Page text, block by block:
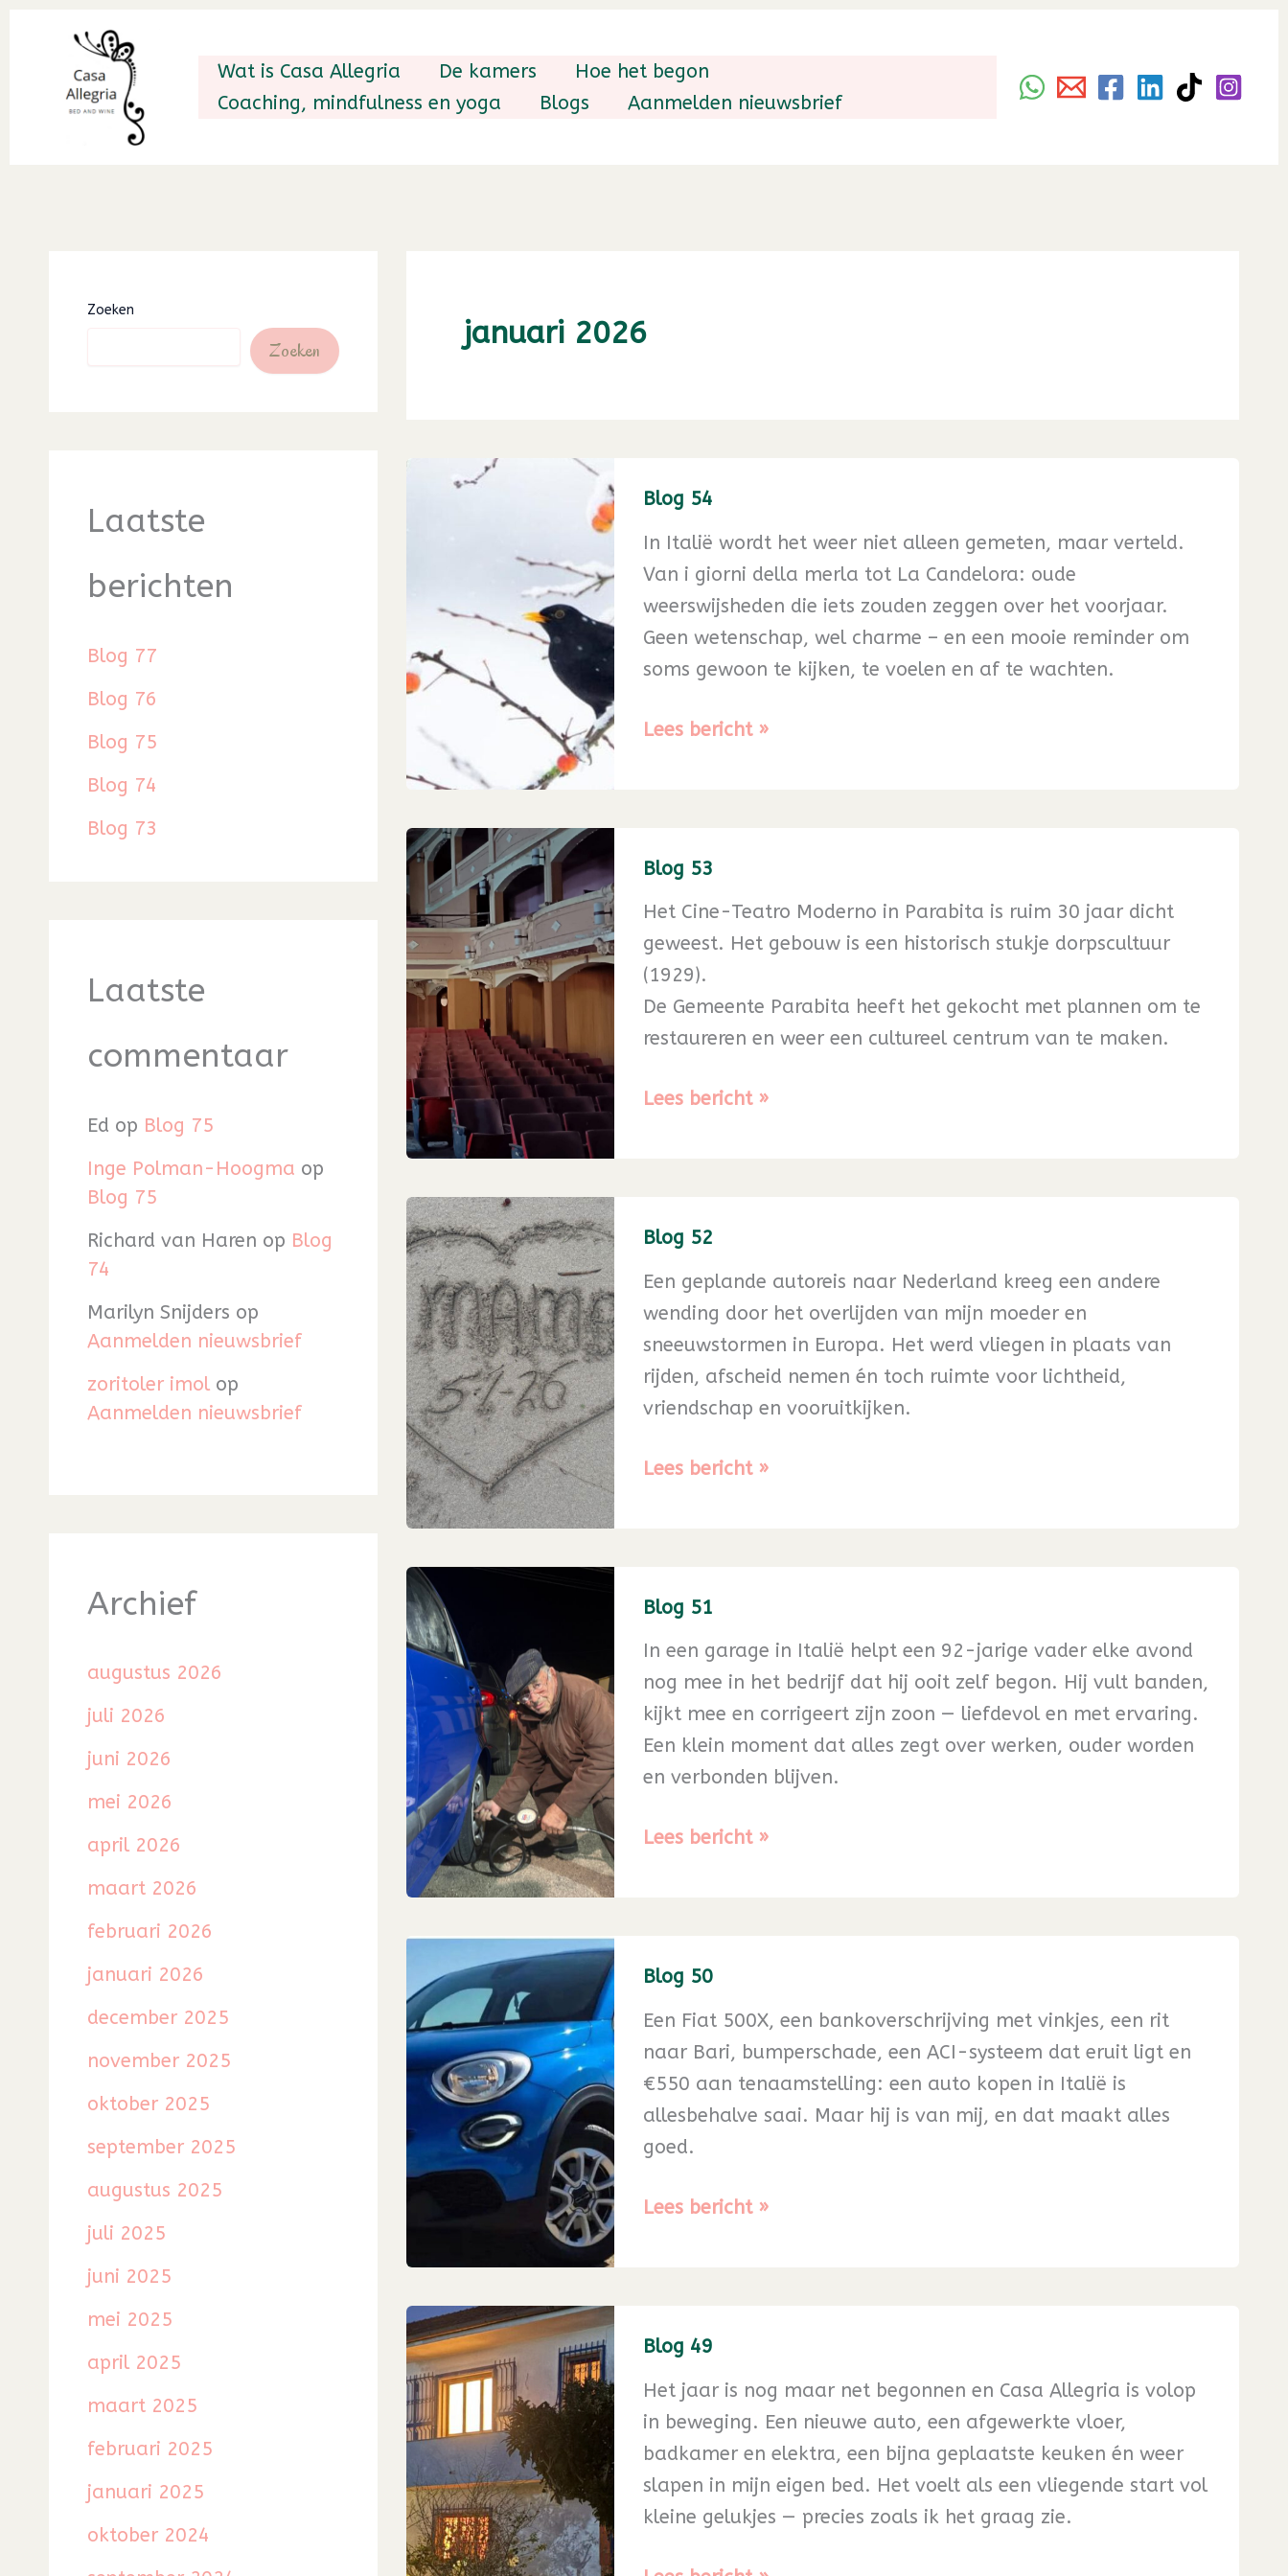
Wat is Casa Allegria De kamers
Hoe het begon
Coaching, mindfulness en yoga
Blogs Aanmelden nieuwsbrief
Zoeken
Zoeken
Laatste
berichten
Blog 77
Blog 76
Blog 75
Blog 74
Blog 73
Laatste
commentaar
Ed op Blog 75
Inge Polman-Hoogma op
Blog 75
Richard van Haren op Blog
74
Marilyn Snijders op
Aanmelden nieuwsbrief
zoritoler imol op
Aanmelden nieuwsbrief
Archief
augustus 2026
juli 2026
juni 2026
mei 2026
april 2026
maart 2026
februari 2026
januari 2026
december 2025
november 2025
oktober 2025
september 2025
augustus 2025
juli 2025
juni 2025
mei 2025
april 2025
maart 2025
februari 2025
januari 2025
oktober 2024
januari 2026
Blog 54
In Italië wordt het weer niet alleen gemeten, maar verteld.
Van i giorni della merla tot La Candelora: oude
weerswijsheden die iets zouden zeggen over het voorjaar.
Geen wetenschap, wel charme – en een mooie reminder om
soms gewoon te kijken, te voelen en af te wachten.
Blog
Lees bericht »
Blog 53
Het Cine-Teatro Moderno in Parabita is ruim 30 jaar dicht
geweest. Het gebouw is een historisch stukje dorpscultuur
(1929).
De Gemeente Parabita heeft het gekocht met plannen om te
restaureren en weer een cultureel centrum van te maken.
Blog
Lees bericht »
Blog 52
Een geplande autoreis naar Nederland kreeg een andere
wending door het overlijden van mijn moeder en
sneeuwstormen in Europa. Het werd vliegen in plaats van
rijden, afscheid nemen én toch ruimte voor lichtheid,
vriendschap en vooruitkijken.
Blog
Lees bericht »
Blog 51
In een garage in Italië helpt een 92-jarige vader elke avond
nog mee in het bedrijf dat hij ooit zelf begon. Hij vult banden,
kijkt mee en corrigeert zijn zoon — liefdevol en met ervaring.
Een klein moment dat alles zegt over werken, ouder worden
en verbonden blijven.
Blog
Lees bericht »
Blog 50
Een Fiat 500X, een bankoverschrijving met vinkjes, een rit
naar Bari, bumperschade, een ACI-systeem dat eruit ligt en
€550 aan tenaamstelling: een auto kopen in Italië is
allesbehalve saai. Maar hij is van mij, en dat maakt alles
goed.
Blog
Lees bericht »
Blog 49
Het jaar is nog maar net begonnen en Casa Allegria is volop
in beweging. Een nieuwe auto, een afgewerkte vloer,
badkamer en elektra, een bijna geplaatste keuken én weer
slapen in mijn eigen bed. Het voelt als een vliegende start vol
kleine gelukjes — precies zoals ik het graag zie.